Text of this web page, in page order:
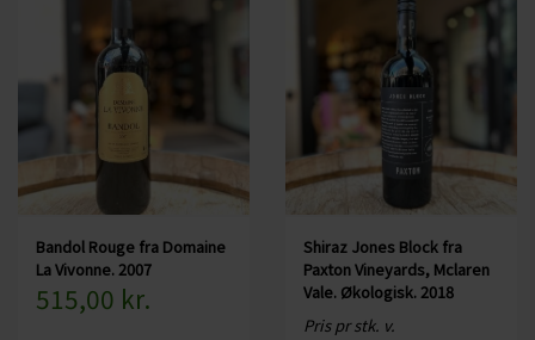
Bandol Rouge fra Domaine
La Vivonne. 2007
515,00 kr.
Shiraz Jones Block fra
Paxton Vineyards, Mclaren
Vale. Økologisk. 2018
Pris pr stk. v.